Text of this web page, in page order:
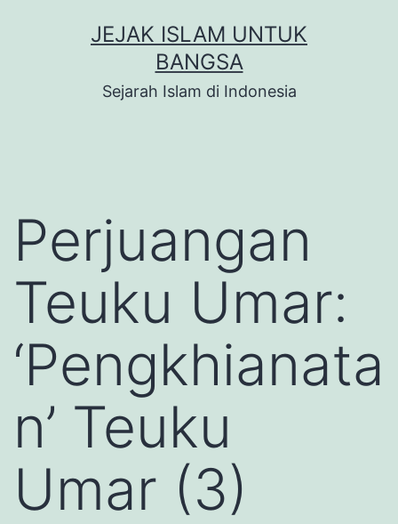
JEJAK ISLAM UNTUK
BANGSA
Sejarah Islam di Indonesia
Perjuangan
Teuku Umar:
‘Pengkhianata
n’ Teuku
Umar (3)